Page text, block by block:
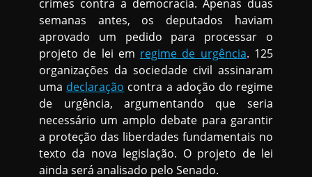
crimes contra a democracia. Apenas duas
semanas antes, os deputados haviam
aprovado um pedido para processar o
projeto de lei em regime de urgência. 125
organizações da sociedade civil assinaram
uma declaração contra a adoção do regime
de urgência, argumentando que seria
necessário um amplo debate para garantir
a proteção das liberdades fundamentais no
texto da nova legislação. O projeto de lei
ainda será analisado pelo Senado.